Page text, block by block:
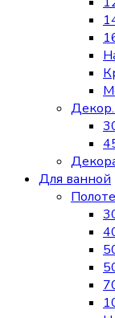
Декор.
Для ванной